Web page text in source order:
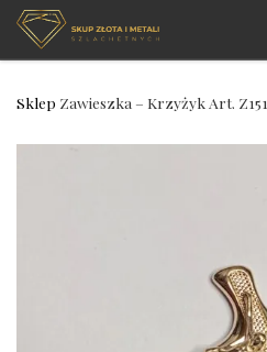
Skip to content
Sklep Zawieszka – Krzyżyk Art. Z151